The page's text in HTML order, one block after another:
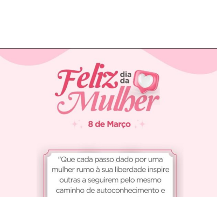
Opening